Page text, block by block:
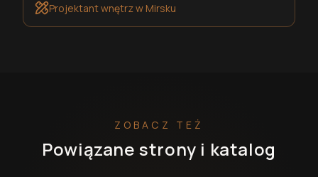
Projektant wnętrzw Mirsku
ZOBACZ TEŻ
Powiązane strony i katalog